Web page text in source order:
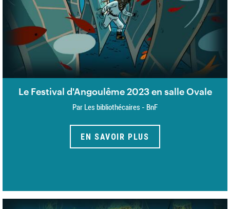
Le Festival d'Angoulême 2023 en salle Ovale
Par Les bibliothécaires - BnF
EN SAVOIR PLUS